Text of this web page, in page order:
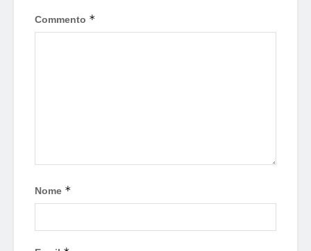
Commento *
Nome *